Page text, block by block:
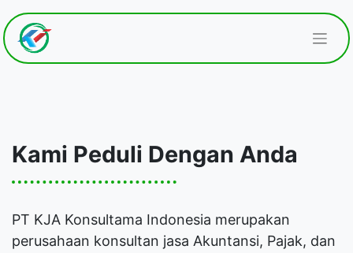
Kami Peduli Dengan Anda
PT KJA Konsultama Indonesia merupakan
perusahaan konsultan jasa Akuntansi, Pajak, dan